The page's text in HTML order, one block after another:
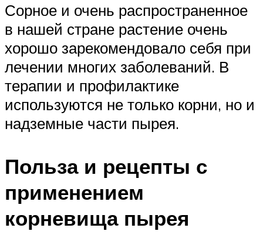
Сорное и очень распространенное
в нашей стране растение очень
хорошо зарекомендовало себя при
лечении многих заболеваний. В
терапии и профилактике
используются не только корни, но и
надземные части пырея.
Польза и рецепты с
применением
корневища пырея